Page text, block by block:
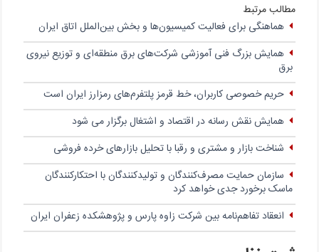
مطالب مرتبط
هماهنگی برای فعالیت کمیسیون‌ها و بخش بین‌الملل اتاق ایران
همایش بزرگ فنی آموزشی شرکت‌های برق منطقه‌ای و توزیع نیروی
برق
حریم خصوصی کاربران، خط قرمز پلتفرم‌های رمزارز ایران است
همایش نقش رسانه در اقتصاد و اشتغال برگزار می شود
شناخت بازار و مشتری و رقبا با تحلیل بازارهای خرده فروشی
سازمان حمایت مصرف‌کنندگان و تولیدکنندگان با احتکارکنندگان
ماسک‌ برخورد جدی خواهد کرد
انعقاد تفاهم‌نامه بین شرکت زاوه‌ پارس و پژوهشکده زعفران ایران